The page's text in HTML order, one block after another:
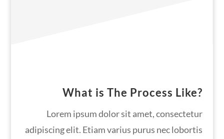
What is The Process Like?
Lorem ipsum dolor sit amet, consectetur
adipiscing elit. Etiam varius purus nec lobortis